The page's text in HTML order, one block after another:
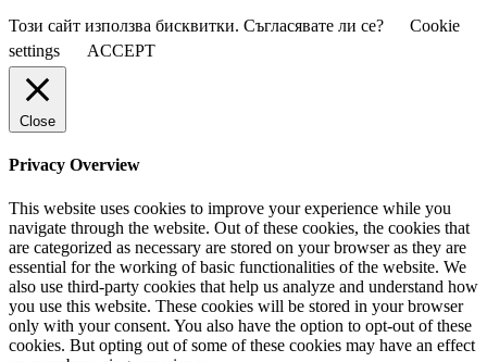
Този сайт използва бисквитки. Съгласявате ли се?
Cookie
settings
ACCEPT
Close
Privacy Overview
This website uses cookies to improve your experience while you
navigate through the website. Out of these cookies, the cookies that
are categorized as necessary are stored on your browser as they are
essential for the working of basic functionalities of the website. We
also use third-party cookies that help us analyze and understand how
you use this website. These cookies will be stored in your browser
only with your consent. You also have the option to opt-out of these
cookies. But opting out of some of these cookies may have an effect